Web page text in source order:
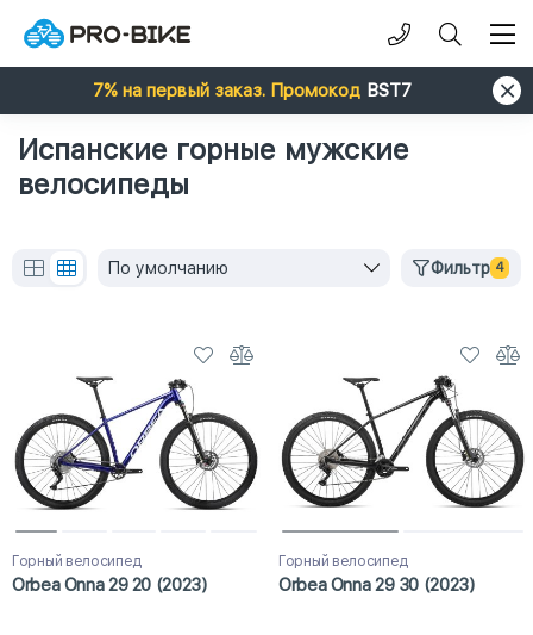
7% на первый заказ. Промокод BST7
Испанские горные мужские
велосипеды
По умолчанию Фильтр 4
Горный велосипед
Orbea Onna 29 20 (2023)
Горный велосипед
Orbea Onna 29 30 (2023)